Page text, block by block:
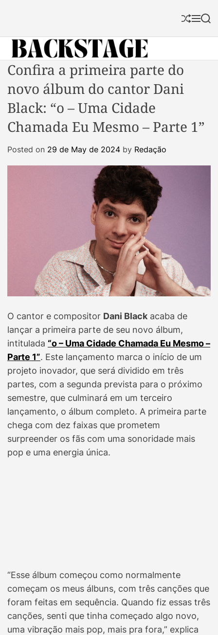
S
f
l
e
M S
c
B
a
c
k
s
t
g
Confira a primeira parte do
novo álbum do cantor Dani
Black: “o – Uma Cidade
Chamada Eu Mesmo – Parte 1”
Posted on 29 de May de 2024 by Redação
O cantor e compositor Dani Black acaba de
lançar a primeira parte de seu novo álbum,
intitulada “o – Uma Cidade Chamada Eu Mesmo –
Parte 1”. Este lançamento marca o início de um
projeto inovador, que será dividido em três
partes, com a segunda prevista para o próximo
semestre, que culminará em um terceiro
lançamento, o álbum completo. A primeira parte
chega com dez faixas que prometem
surpreender os fãs com uma sonoridade mais
pop e uma energia única.
“Esse álbum começou como normalmente
começam os meus álbuns, com três canções que
foram feitas em sequência. Quando fiz essas três
canções, senti que tinha começado algo novo,
uma vibração mais pop, mais pra fora,” explica